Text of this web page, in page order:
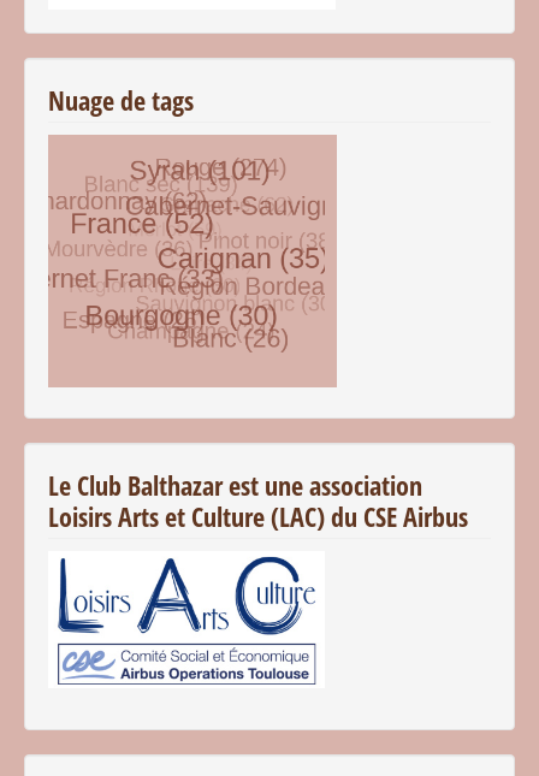
Nuage de tags
Le Club Balthazar est une association
Loisirs Arts et Culture (LAC) du CSE Airbus